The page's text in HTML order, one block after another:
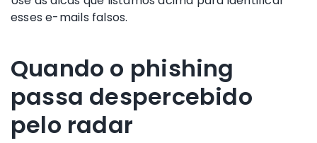
esses e-mails falsos.
Quando o phishing
passa despercebido
pelo radar